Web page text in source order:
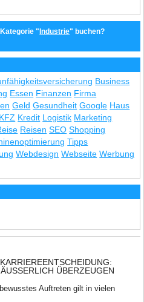
" Industrie" buchen?
Business
Essen Finanzen Firma
Geld Gesundheit Google Haus
KFZ Kredit Logistik Marketing
Reisen SEO Shopping
Tipps
Webdesign Webseite Werbung
ÜBERZEUGEN W
Auftreten gilt in vielen